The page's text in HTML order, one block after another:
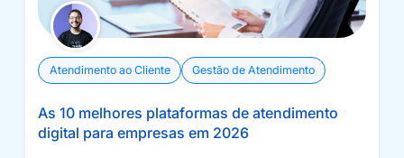
Atendimento ao Cliente Gestão de Atendimento
As 10 melhores plataformas de atendimento
digital para empresas em 2026